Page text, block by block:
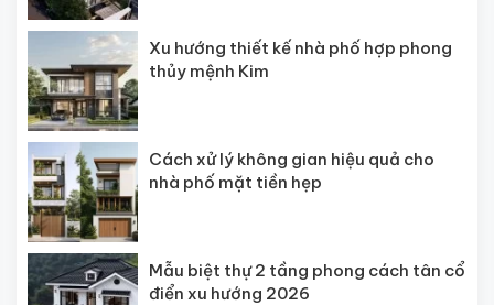
Xu hướng thiết kế nhà phố hợp phong
thủy mệnh Kim
Cách xử lý không gian hiệu quả cho
nhà phố mặt tiền hẹp
Mẫu biệt thự 2 tầng phong cách tân cổ
điển xu hướng 2026